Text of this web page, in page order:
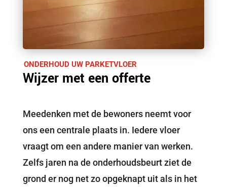
ONDERHOUD UW PARKETVLOER
Wijzer met een offerte
Meedenken met de bewoners neemt voor
ons een centrale plaats in. Iedere vloer
vraagt om een andere manier van werken.
Zelfs jaren na de onderhoudsbeurt ziet de
grond er nog net zo opgeknapt uit als in het